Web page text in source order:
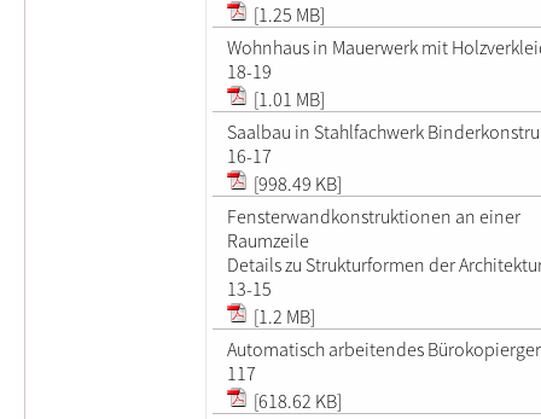
[1.25 MB]
Wohnhaus in Mauerwerk mit
18-19
[1.01 MB]
Saalbau in Stahlfachwerk
16-17
[998.49 KB]
Fensterwandkonstruktionen an einer
Raumzeile
Details zu Strukturformen der
13-15
[1.2 MB]
Automatisch arbeitendes
117
[618.62 KB]